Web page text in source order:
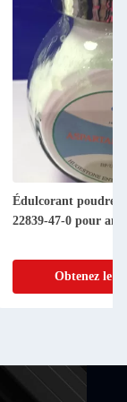
Édulcorant poudre
22839-47-0 pour
Obtenez le